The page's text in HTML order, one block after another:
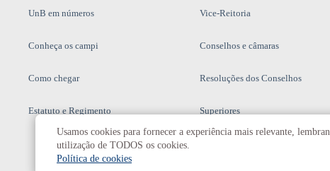
UnB em números
Conheça os campi
Como chegar
Estatuto e Regimento
Vice-Reitoria
Conselhos e câmaras
Resoluções dos Conselhos
Superiores
Usamos cookies para fornecer a experiência mais relevante,
utilização de TODOS os cookies.
Política de cookies